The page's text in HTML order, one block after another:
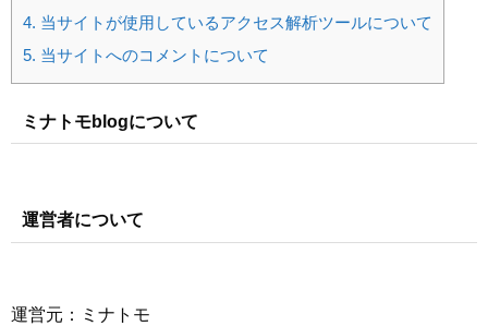
4. 当サイトが使用しているアクセス解析ツールについて
5. 当サイトへのコメントについて
ミナトモblogについて
運営者について
運営元：ミナトモ